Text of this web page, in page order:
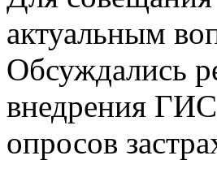
актуальным
Обсуждались
внедрения
опросов